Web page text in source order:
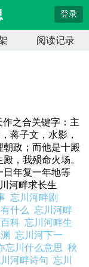
登录
阅读记录
之合关键字：主
蒋子文，水影，
朝政；而他是十殿
，我殒命火场。
日年复一年地等
河畔求长生
忘川河畔剧
有什么忘川河畔
百科忘川河畔生
渊忘川河下一
忘川什么意思秋
河畔诗句忘川